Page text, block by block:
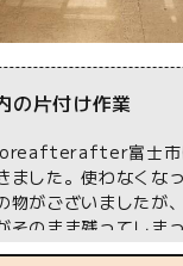
の片付け作業
富士市に
ました。使わなくな
物がございましたが
そのまま残ってしま
ご依頼は多いです。